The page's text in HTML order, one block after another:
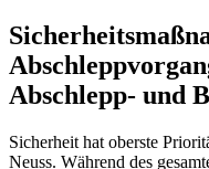
Abschlepp- und
Sicherheit hat oberste
Neuss. Während des